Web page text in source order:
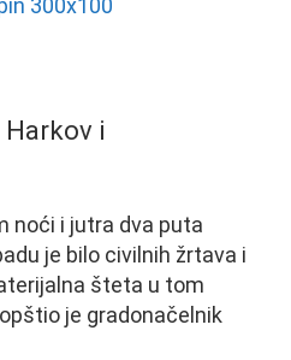
i
noći i jutra dva puta
je bilo civilnih žrtava i
šteta u tom
je gradonačelnik